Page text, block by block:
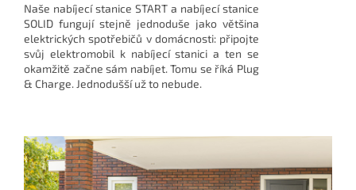
Naše nabíjecí stanice START a nabíjecí stanice
SOLID fungují stejně jednoduše jako většina
elektrických spotřebičů v domácnosti: připojte
svůj elektromobil k nabíjecí stanici a ten se
okamžitě začne sám nabíjet. Tomu se říká Plug
& Charge. Jednodušší už to nebude.